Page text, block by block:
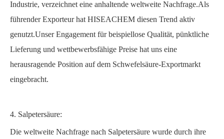
Industrie, verzeichnet eine anhaltende weltweite Nachfrage.Als
führender Exporteur hat HISEACHEM diesen Trend aktiv
genutzt.Unser Engagement für beispiellose Qualität, pünktliche
Lieferung und wettbewerbsfähige Preise hat uns eine
herausragende Position auf dem Schwefelsäure-Exportmarkt
eingebracht.
4. Salpetersäure:
Die weltweite Nachfrage nach Salpetersäure wurde durch ihre